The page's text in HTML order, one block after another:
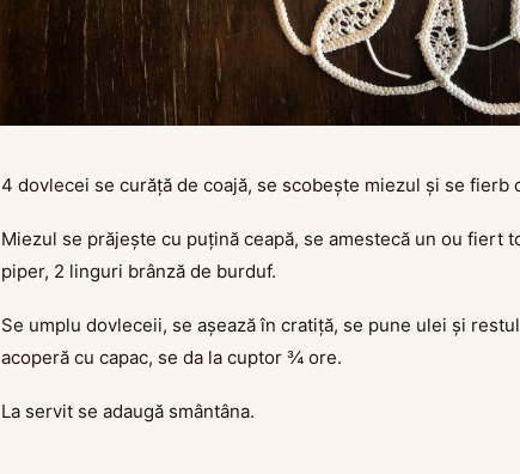
4 dovlecei se curăță de coajă, se scobește miezul și se fierb
Miezul se prăjește cu puțină ceapă, se amestecă un ou fiert
piper, 2 linguri brânză de burduf.
Se umplu dovleceii, se așează în cratiță, se pune ulei și
acoperă cu capac, se da la cuptor ¾ ore.
La servit se adaugă smântâna.